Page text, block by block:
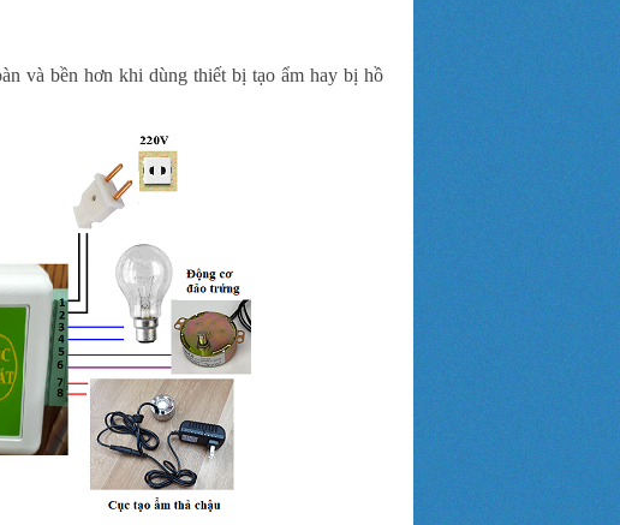
và bền hơn khi dùng thiết bị tạo ẩm hay bị hồ